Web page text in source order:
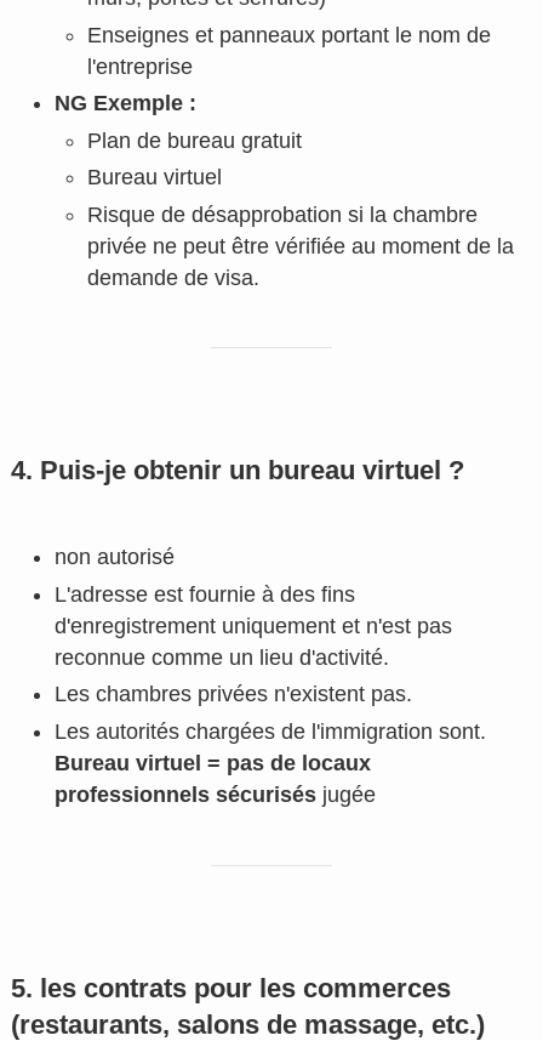
Enseignes et panneaux portant le nom de
l'entreprise
NG Exemple :
Plan de bureau gratuit
Bureau virtuel
Risque de désapprobation si la chambre
privée ne peut être vérifiée au moment de la
demande de visa.
4. Puis-je obtenir un bureau virtuel ?
non autorisé
L'adresse est fournie à des fins
d'enregistrement uniquement et n'est pas
reconnue comme un lieu d'activité.
Les chambres privées n'existent pas.
Les autorités chargées de l'immigration sont.
Bureau virtuel = pas de locaux
professionnels sécurisésjugée
5. les contrats pour les commerces
(restaurants, salons de massage, etc.)